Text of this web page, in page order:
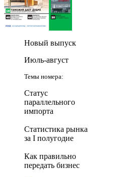
Новый выпуск
Июль-август
Темы номера:
Статус
параллельного
импорта
Статистика рынка
за I полугодие
Как правильно
передать бизнес